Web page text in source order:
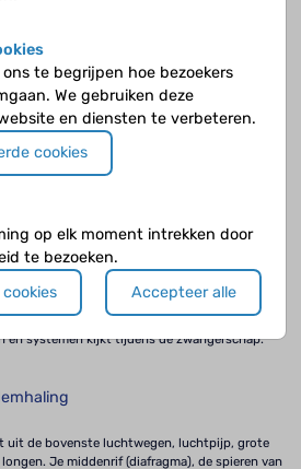
zit, kan de foetus ademhalingsproblemen
na de geboorte
mogelijke problemen
is, wordt duidelijk als je naar de ontwikkeling en
en systemen kijkt tijdens de zwangerschap.
uit de bovenste luchtwegen, luchtpijp, grote
Je middenrif (diafragma), de spieren van
te begrijpen hoe bezoekers
We gebruiken deze
en diensten te verbeteren.
cookies
op elk moment intrekken door
te bezoeken.
Accepteer alle